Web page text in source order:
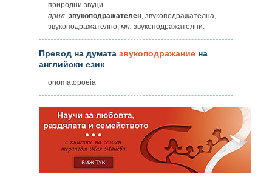
природни звуци.
прил. звукоподражателен, звукоподражателна,
звукоподражателно, мн. звукоподражателни.
Превод на думата звукоподражание на
английски език
onomatopoeia